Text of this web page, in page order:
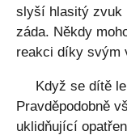
slyší hlasitý zvuk
záda. Někdy
reakci díky svým
Když se dítě
Pravděpodobně
uklidňující